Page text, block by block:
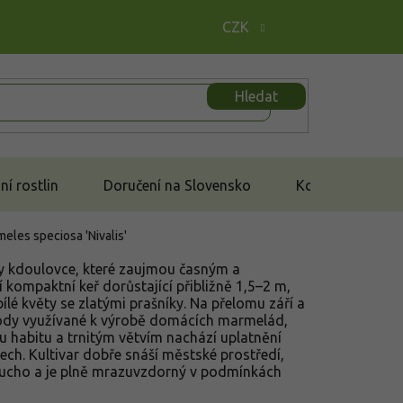
CZK
Hledat
rostlin Doručení na Slovensko Kontakt
speciosa 'Nivalis'
kdoulovce, které zaujmou časným a
kompaktní keř dorůstající přibližně 1,5–2 m,
květy se zlatými prašníky. Na přelomu září a
využívané k výrobě domácích marmelád,
habitu a trnitým větvím nachází uplatnění
Kultivar dobře snáší městské prostředí,
a je plně mrazuvzdorný v podmínkách